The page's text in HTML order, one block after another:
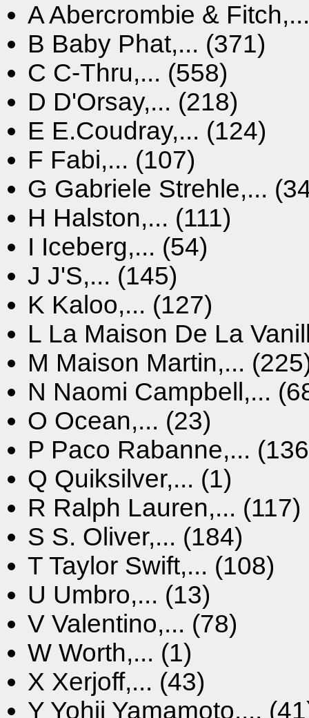
AAbercrombie &
B Baby Phat,... (371)
C C-Thru,... (558)
D D'Orsay,... (218)
E E.Coudray,... (124)
F Fabi,... (107)
G Gabriele Strehle,...
H Halston,... (111)
I Iceberg,... (54)
J J'S,... (145)
K Kaloo,... (127)
L La Maison De La
M Maison Martin,...
N Naomi Campbell,...
O Ocean,... (23)
P Paco Rabanne,...
Q Quiksilver,... (1)
R Ralph Lauren,... (117)
S S. Oliver,... (184)
T Taylor Swift,... (108)
U Umbro,... (13)
V Valentino,... (78)
W Worth,... (1)
X Xerjoff,... (43)
Y Yohji Yamamoto,...